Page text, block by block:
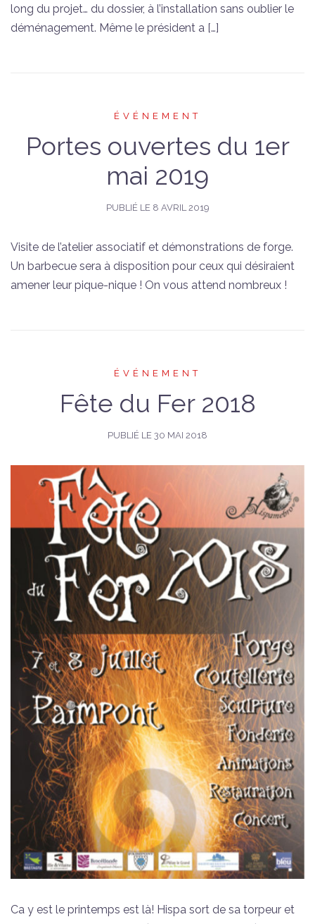
long du projet… du dossier, à l’installation sans oublier le
déménagement. Même le président a […]
ÉVÉNEMENT
Portes ouvertes du 1er
mai 2019
PUBLIÉ LE 8 AVRIL 2019
Visite de l’atelier associatif et démonstrations de forge.
Un barbecue sera à disposition pour ceux qui désiraient
amener leur pique-nique ! On vous attend nombreux !
ÉVÉNEMENT
Fête du Fer 2018
PUBLIÉ LE 30 MAI 2018
Ca y est le printemps est là! Hispa sort de sa torpeur et